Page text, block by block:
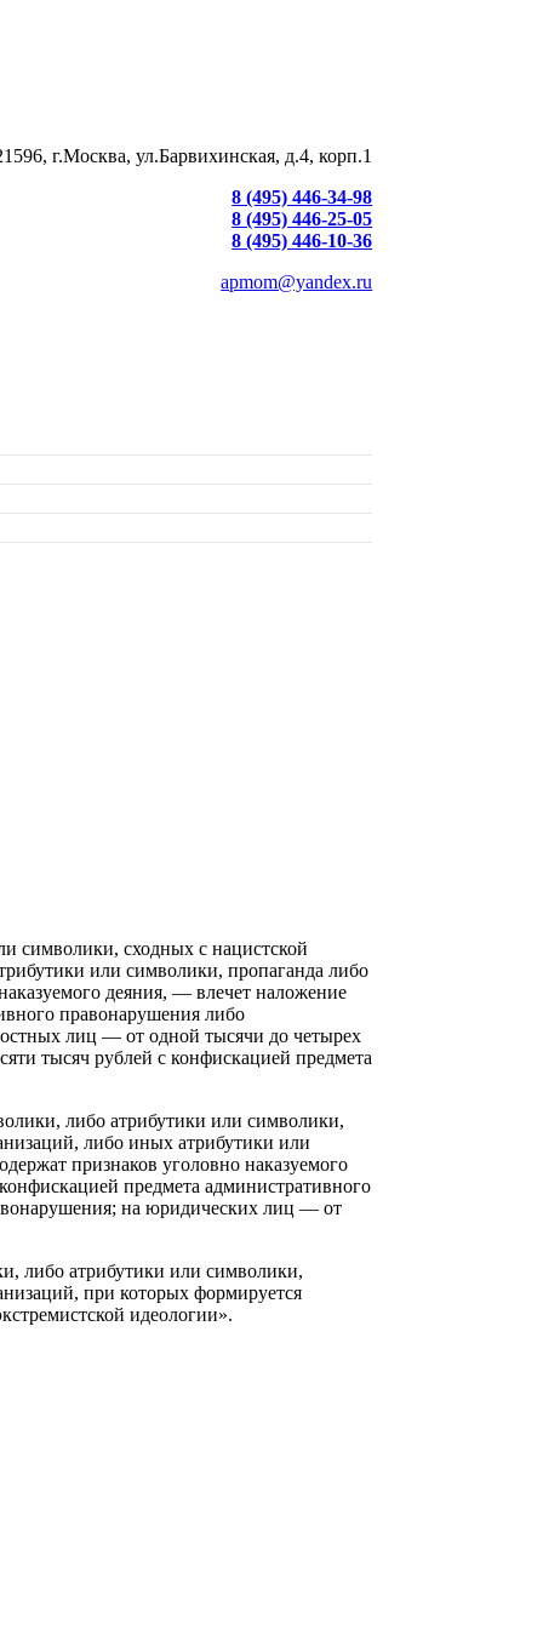
г.Москва, ул.Барвихинская, д.4, корп.1
8 (495) 446-34-98
8 (495) 446-25-05
8 (495) 446-10-36
apmom@yandex.ru
символики, сходных с нацистской
или символики, пропаганда либо
деяния, — влечет наложение
правонарушения либо
лиц — от одной тысячи до четырех
тысяч рублей с конфискацией предмета
либо атрибутики или символики,
либо иных атрибутики или
признаков уголовно наказуемого
предмета административного
на юридических лиц — от
либо атрибутики или символики,
при которых формируется
идеологии».